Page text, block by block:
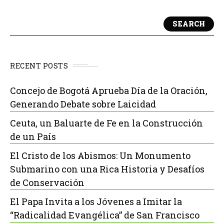
SEARCH
RECENT POSTS
Concejo de Bogotá Aprueba Día de la Oración,
Generando Debate sobre Laicidad
Ceuta, un Baluarte de Fe en la Construcción
de un País
El Cristo de los Abismos: Un Monumento
Submarino con una Rica Historia y Desafíos
de Conservación
El Papa Invita a los Jóvenes a Imitar la
“Radicalidad Evangélica” de San Francisco